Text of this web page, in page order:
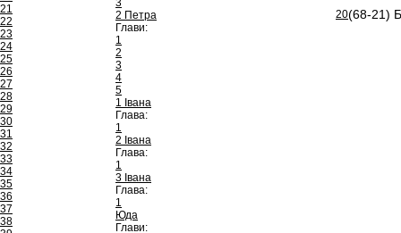
21
22
23
24
25
26
27
28
29
30
31
32
33
34
35
36
37
38
3
2 Петра
Глави:
1
2
3
4
5
1 Івана
Глава:
1
2 Івана
Глава:
1
3 Івана
Глава:
1
Юда
Глави:
20(68-21)